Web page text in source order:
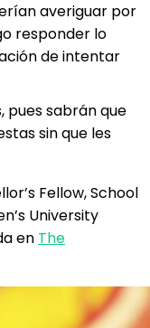
averiguar por
responder lo
de intentar
pues sabrán que
sin que les
Fellow, School
University
en The